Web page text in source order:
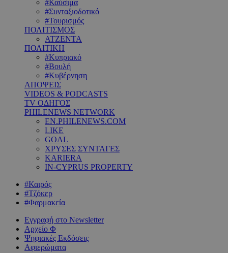
#Καύσιμα
#Συνταξιοδοτικό
#Τουρισμός
ΠΟΛΙΤΙΣΜΟΣ
ΑΤΖΕΝΤΑ
ΠΟΛΙΤΙΚΗ
#Κυπριακό
#Βουλή
#Κυβέρνηση
ΑΠΟΨΕΙΣ
VIDEOS & PODCASTS
TV ΟΔΗΓΟΣ
PHILENEWS NETWORK
EN.PHILENEWS.COM
LIKE
GOAL
ΧΡΥΣΕΣ ΣΥΝΤΑΓΕΣ
KARIERA
IN-CYPRUS PROPERTY
#Καιρός
#Τζόκερ
#Φαρμακεία
Εγγραφή στο Newsletter
Αρχείο Φ
Ψηφιακές Εκδόσεις
Αφιερώματα